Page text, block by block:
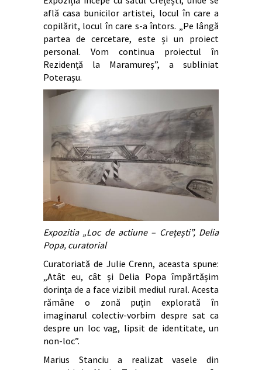
află casa bunicilor artistei, locul în care a
copilărit, locul în care s-a întors. „Pe lângă
partea de cercetare, este și un proiect
personal. Vom continua proiectul în
Rezidență la Maramureș”, a subliniat
Poterașu.
Expozitia „Loc de actiune – Crețești”, Delia
Popa, curatorial
Curatoriată de Julie Crenn, aceasta spune:
„Atât eu, cât și Delia Popa împărtășim
dorința de a face vizibil mediul rural. Acesta
rămâne o zonă puțin explorată în
imaginarul colectiv-vorbim despre sat ca
despre un loc vag, lipsit de identitate, un
non-loc”.
Marius Stanciu a realizat vasele din